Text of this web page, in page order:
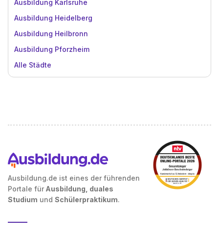
Ausbildung Karlsruhe
Ausbildung Heidelberg
Ausbildung Heilbronn
Ausbildung Pforzheim
Alle Städte
Ausbildung.de ist eines der führenden
Portale für Ausbildung, duales
Studium und Schülerpraktikum.